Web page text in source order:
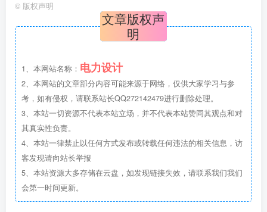
            '
GetPtr(AddressOf MyDialogBoxParam
'标准api hook过程之四: 组装API入口的新代码
HookBytes 组成如下汇编
            '
ret
'作用是跳转到MyDialogBoxParam函数
            If osi Then HookBytes(0) = &H48
            HookBytes(osi) = &HB8
            osi = osi + 1
MoveMemory ByVal
            HookBytes(osi + 4 * osi) = &HFF
            HookBytes(osi + 4 * osi + 1) = &HE0
            '
标准api hook过程之五: 用HookBytes的内容改
            MoveMemory ByVal pFunc, ByVal
VarPtr
'设置hook成功标志
            Hook = True
        End If
© 版权声明
文章版权声
明
1、本网站名称： 电力设计
2、本网站的文章部分内容可能来源于网络，仅供大家学习与参
考，如有侵权，请联系站长QQ272142479进行删除处理。
3、本站一切资源不代表本站立场，并不代表本站赞同其观点和对
其真实性负责。
4、本站一律禁止以任何方式发布或转载任何违法的相关信息，访
客发现请向站长举报
5、本站资源大多存储在云盘，如发现链接失效，请联系我们我们
会第一时间更新。